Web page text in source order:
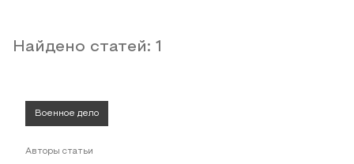
Найдено статей: 1
Военное дело
Авторы статьи